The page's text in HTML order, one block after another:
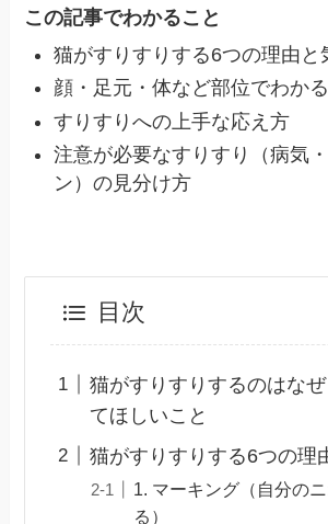
この記事でわかること
猫がすりすりする6つの理由と
顔・足元・体など部位でわか
すりすりへの上手な応え方
注意が必要なすりすり（病気
ン）の見分け方
目次
猫がすりすりするのはな
てほしいこと
猫がすりすりする6つの理
1. マーキング（自分の
る）